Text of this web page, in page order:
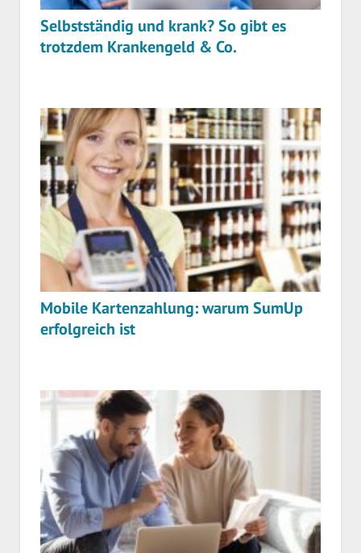
Selbstständig und krank? So gibt es
trotzdem Krankengeld & Co.
Mobile Kartenzahlung: warum SumUp
erfolgreich ist